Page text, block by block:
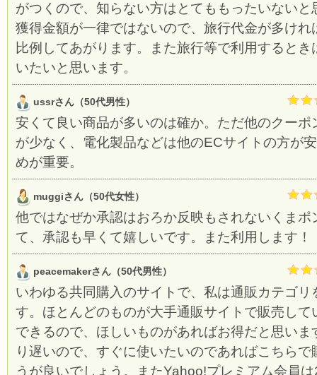
がつくので、知らない方はとてももったいない
獲得金額が一律ではないので、旅行代金が多けれ
比例してあがります。また旅行等で利用すると
いたいと思います。
ussrさん（50代男性）
安くて良い商品が多いのは確か。ただ他のクーポ
が少なく、電化製品などは他のECサイトの方が
めが重要。
muggiさん（50代女性）
他ではなぜか承認はおろか反映もされないくまポ
て、承認も早くて嬉しいです。また利用します！
peacemakerさん（50代男性）
いわゆる共同購入のサイトで、私は通販カテゴリ
す。ほとんどのものが大手通販サイトで販売して
できるので、ほしいものがあればお得だと思い
り遅いので、すぐに使いたいのであればこちら
うが良いでしょう。またYahoo!プレミアム会員